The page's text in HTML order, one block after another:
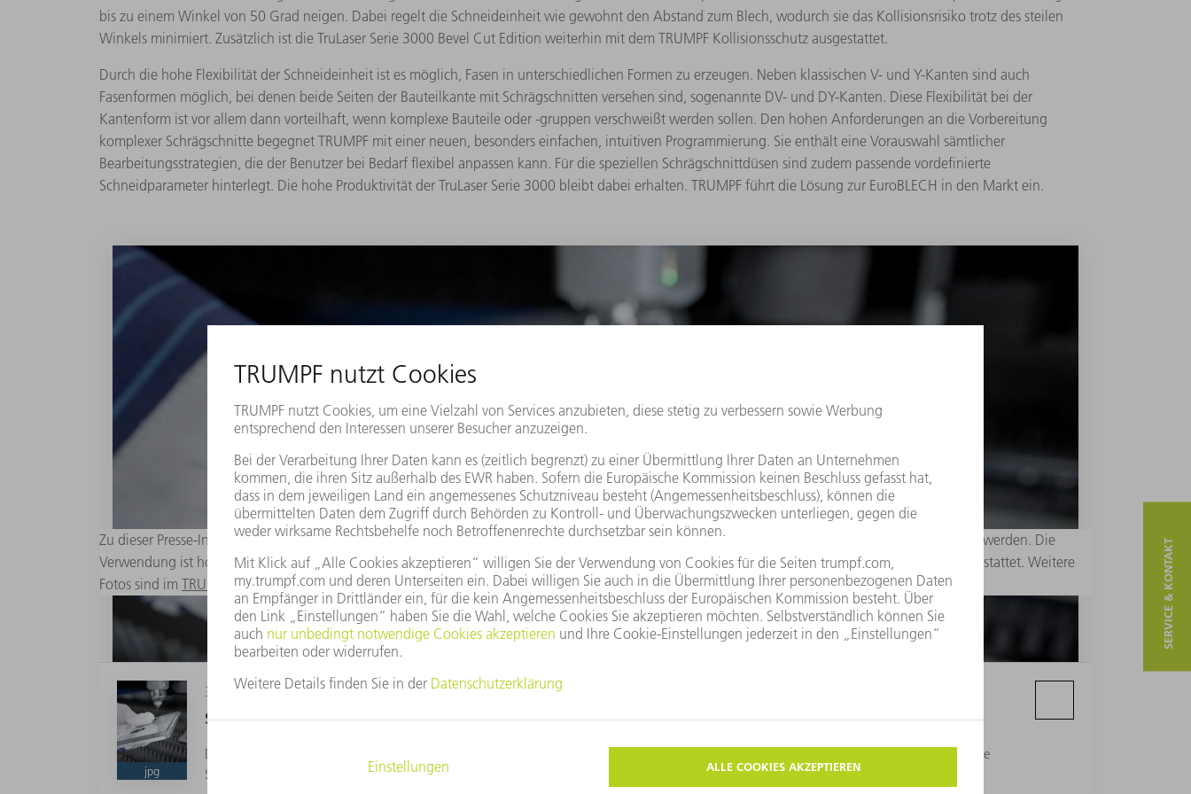
bis zu einem Winkel von 50 Grad neigen. Dabei regelt die Schneideinheit wie gewohnt den Abstand zum Blech, wodurch sie das Kollisionsrisiko trotz des steilen
Winkels minimiert. Zusätzlich ist die TruLaser Serie 3000 Bevel Cut Edition weiterhin mit dem TRUMPF Kollisionsschutz ausgestattet.
Durch die hohe Flexibilität der Schneideinheit ist es möglich, Fasen in unterschiedlichen Formen zu erzeugen. Neben klassischen V- und Y-Kanten sind auch
Fasenformen möglich, bei denen beide Seiten der Bauteilkante mit Schrägschnitten versehen sind, sogenannte DV- und DY-Kanten. Diese Flexibilität bei der
Kantenform ist vor allem dann vorteilhaft, wenn komplexe Bauteile oder -gruppen verschweißt werden sollen. Den hohen Anforderungen an die Vorbereitung
komplexer Schrägschnitte begegnet TRUMPF mit einer neuen, besonders einfachen, intuitiven Programmierung. Sie enthält eine Vorauswahl sämtlicher
Bearbeitungsstrategien, die der Benutzer bei Bedarf flexibel anpassen kann. Für die speziellen Schrägschnittdüsen sind zudem passende vordefinierte
Schneidparameter hinterlegt. Die hohe Produktivität der TruLaser Serie 3000 bleibt dabei erhalten. TRUMPF führt die Lösung zur EuroBLECH in den Markt ein.
Zu dieser Presse-Information stehen passende digitale Bilder in druckfähiger Auflösung bereit. Diese dürfen nur zu redaktionellen Zwecken genutzt werden. Die
Verwendung ist honorarfrei bei Quellenangabe „Foto: TRUMPF“. Grafische Veränderungen – außer zum Freistellen des Hauptmotivs – sind nicht gestattet. Weitere
Fotos sind im TRUMPF Media Poolabrufbar.
jpg
3 MB
Schraege_Kanten
Die TruLaser Serie 3000 Bevel Cut Edition bereitet die Schweißkanten optimal vor, indem sie während des Schneidens automatisch schräge
Schnittkanten an den Konturen der Bauteile erzeugt. (Quelle: TRUMPF)
SERVICE & KONTAKT